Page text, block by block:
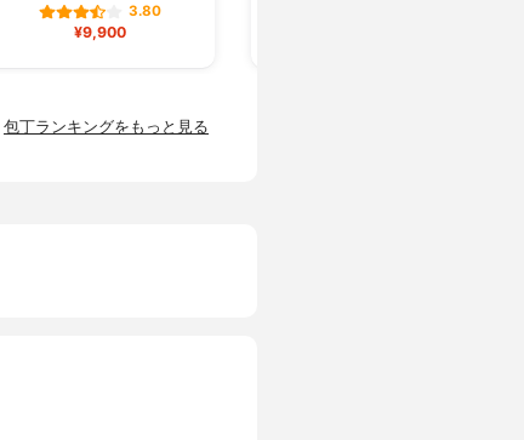
3.80
¥9,900
包丁ランキングをもっと見る